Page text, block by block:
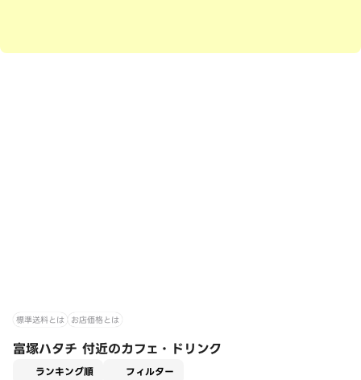
標準送料とは お店価格とは
富塚ハタチ 付近のカフェ・ドリンク
ランキング順 フィルター